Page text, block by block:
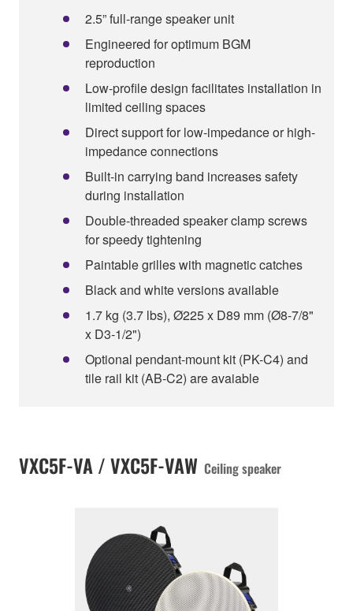
2.5” full-range speaker unit
Engineered for optimum BGM
reproduction
Low-profile design facilitates installation in
limited ceiling spaces
Direct support for low-impedance or high-
impedance connections
Built-in carrying band increases safety
during installation
Double-threaded speaker clamp screws
for speedy tightening
Paintable grilles with magnetic catches
Black and white versions available
1.7 kg (3.7 lbs), Ø225 x D89 mm (Ø8-7/8"
x D3-1/2")
Optional pendant-mount kit (PK-C4) and
tile rail kit (AB-C2) are avaiable
VXC5F-VA / VXC5F-VAW Ceiling speaker